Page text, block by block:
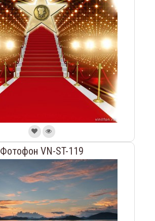
Фотофон VN-ST-119